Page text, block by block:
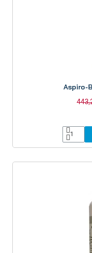
Aspiro-